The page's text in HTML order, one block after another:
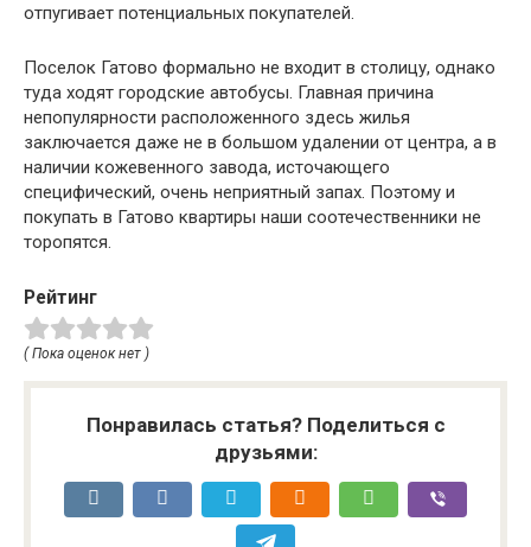
отпугивает потенциальных покупателей.
Поселок Гатово формально не входит в столицу, однако
туда ходят городские автобусы. Главная причина
непопулярности расположенного здесь жилья
заключается даже не в большом удалении от центра, а в
наличии кожевенного завода, источающего
специфический, очень неприятный запах. Поэтому и
покупать в Гатово квартиры наши соотечественники не
торопятся.
Рейтинг
( Пока оценок нет )
Понравилась статья? Поделиться с
друзьями: